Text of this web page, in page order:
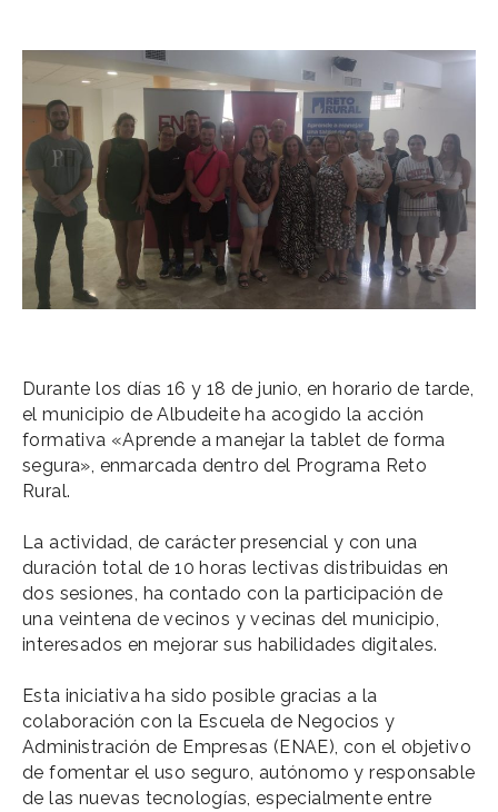
Durante los días 16 y 18 de junio, en horario de tarde,
el municipio de Albudeite ha acogido la acción
formativa «Aprende a manejar la tablet de forma
segura», enmarcada dentro del Programa Reto
Rural.
La actividad, de carácter presencial y con una
duración total de 10 horas lectivas distribuidas en
dos sesiones, ha contado con la participación de
una veintena de vecinos y vecinas del municipio,
interesados en mejorar sus habilidades digitales.
Esta iniciativa ha sido posible gracias a la
colaboración con la Escuela de Negocios y
Administración de Empresas (ENAE), con el objetivo
de fomentar el uso seguro, autónomo y responsable
de las nuevas tecnologías, especialmente entre